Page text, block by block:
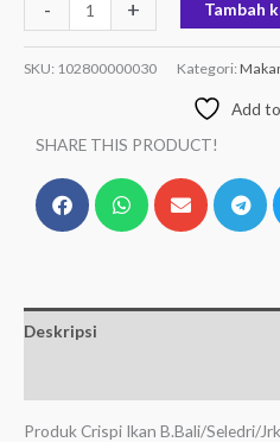
- + Tambah
SKU: 102800000030 Kategori:
Add
SHARE THIS PRODUCT!
Deskripsi
Produk Crispi Ikan B.Bali/Seledri/